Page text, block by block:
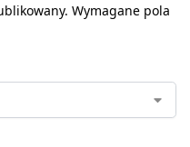
Wymagane pola